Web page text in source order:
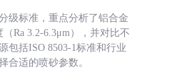
级标准，重点分析了铝合金
Ra 3.2-6.3μm），并对比不
包括ISO 8503-1标准和行业
合适的喷砂参数。